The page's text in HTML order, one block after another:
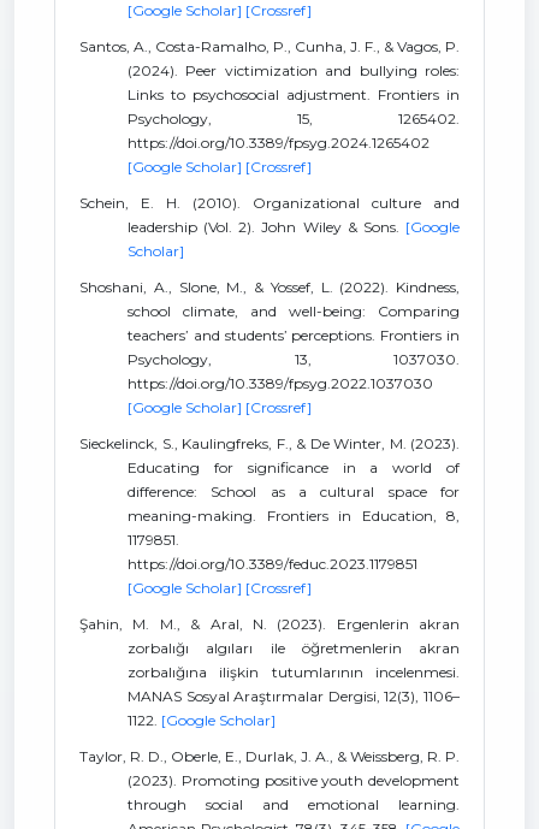
[Google Scholar] [Crossref]
Santos, A., Costa-Ramalho, P., Cunha, J. F., & Vagos, P.
(2024). Peer victimization and bullying roles:
Links to psychosocial adjustment. Frontiers in
Psychology, 15, 1265402.
https://doi.org/10.3389/fpsyg.2024.1265402
[Google Scholar] [Crossref]
Schein, E. H. (2010). Organizational culture and
leadership (Vol. 2). John Wiley & Sons. [Google
Scholar]
Shoshani, A., Slone, M., & Yossef, L. (2022). Kindness,
school climate, and well-being: Comparing
teachers’ and students’ perceptions. Frontiers in
Psychology, 13, 1037030.
https://doi.org/10.3389/fpsyg.2022.1037030
[Google Scholar] [Crossref]
Sieckelinck, S., Kaulingfreks, F., & De Winter, M. (2023).
Educating for significance in a world of
difference: School as a cultural space for
meaning-making. Frontiers in Education, 8,
1179851.
https://doi.org/10.3389/feduc.2023.1179851
[Google Scholar] [Crossref]
Şahin, M. M., & Aral, N. (2023). Ergenlerin akran
zorbalığı algıları ile öğretmenlerin akran
zorbalığına ilişkin tutumlarının incelenmesi.
MANAS Sosyal Araştırmalar Dergisi, 12(3), 1106–
1122. [Google Scholar]
Taylor, R. D., Oberle, E., Durlak, J. A., & Weissberg, R. P.
(2023). Promoting positive youth development
through social and emotional learning.